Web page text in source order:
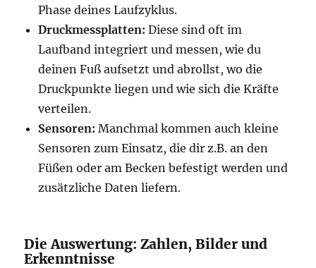
Phase deines Laufzyklus.
Druckmessplatten: Diese sind oft im
Laufband integriert und messen, wie du
deinen Fuß aufsetzt und abrollst, wo die
Druckpunkte liegen und wie sich die Kräfte
verteilen.
Sensoren: Manchmal kommen auch kleine
Sensoren zum Einsatz, die dir z.B. an den
Füßen oder am Becken befestigt werden und
zusätzliche Daten liefern.
Die Auswertung: Zahlen, Bilder und
Erkenntnisse